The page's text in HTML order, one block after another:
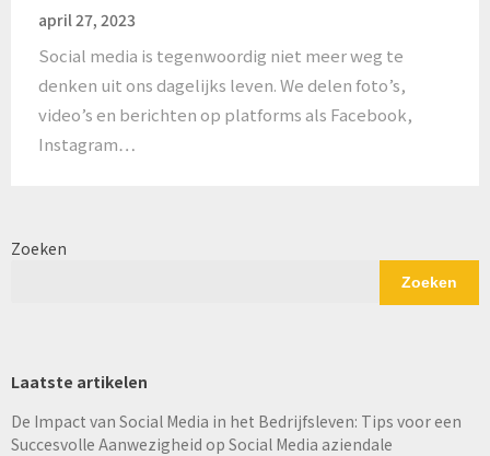
april 27, 2023
Social media is tegenwoordig niet meer weg te
denken uit ons dagelijks leven. We delen foto’s,
video’s en berichten op platforms als Facebook,
Instagram…
Zoeken
Zoeken
Laatste artikelen
De Impact van Social Media in het Bedrijfsleven: Tips voor een
Succesvolle Aanwezigheid op Social Media aziendale